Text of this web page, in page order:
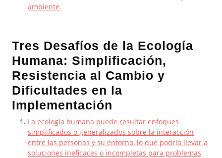
ambiente.
Tres Desafíos de la Ecología
Humana: Simplificación,
Resistencia al Cambio y
Dificultades en la
Implementación
La ecología humana puede resultar enfoques
simplificados o generalizados sobre la interacción
entre las personas y su entorno, lo que podría llevar a
soluciones ineficaces o incompletas para problemas